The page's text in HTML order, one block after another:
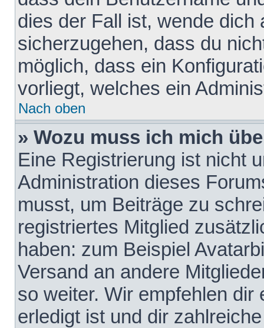
dies der Fall ist, wende dich
sicherzugehen, dass du
möglich, dass ein
vorliegt, welches ein
Nach oben
» Wozu muss ich mich
Eine Registrierung ist nicht
Administration dieses
musst, um Beiträge zu
registriertes Mitglied
haben: zum Beispiel
Versand an andere
so weiter. Wir empfehlen
erledigt ist und dir